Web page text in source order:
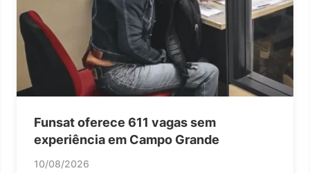
Funsat oferece 611 vagas sem
experiência em Campo Grande
10/08/2026